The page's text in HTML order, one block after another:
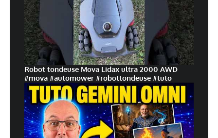
Robot tondeuse Mova Lidax ultra 2000 AWD
#mova #automower #robottondeuse #tuto